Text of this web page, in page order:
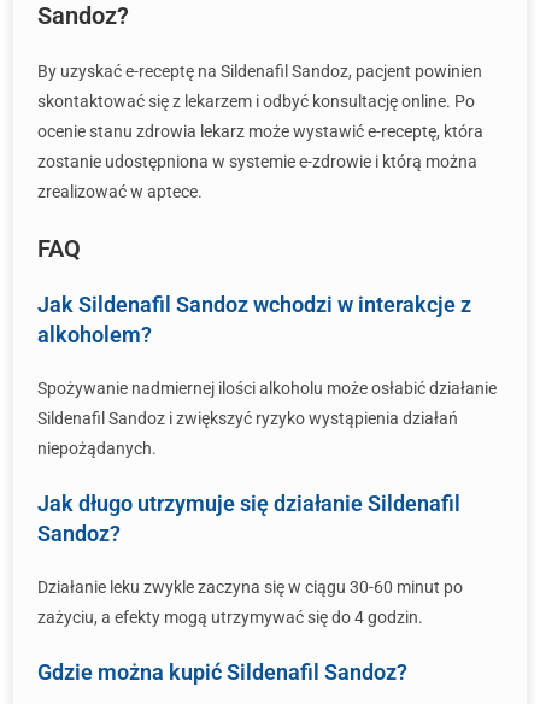
Sandoz?
By uzyskać e-receptę na Sildenafil Sandoz, pacjent powinien
skontaktować się z lekarzem i odbyć konsultację online. Po
ocenie stanu zdrowia lekarz może wystawić e-receptę, która
zostanie udostępniona w systemie e-zdrowie i którą można
zrealizować w aptece.
FAQ
Jak Sildenafil Sandoz wchodzi w interakcje z
alkoholem?
Spożywanie nadmiernej ilości alkoholu może osłabić działanie
Sildenafil Sandoz i zwiększyć ryzyko wystąpienia działań
niepożądanych.
Jak długo utrzymuje się działanie Sildenafil
Sandoz?
Działanie leku zwykle zaczyna się w ciągu 30-60 minut po
zażyciu, a efekty mogą utrzymywać się do 4 godzin.
Gdzie można kupić Sildenafil Sandoz?